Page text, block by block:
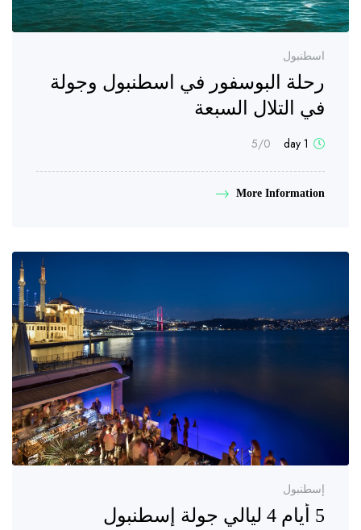
اسطنبول
رحلة البوسفور في اسطنبول وجولة
في التلال السبعة
1 day
0
/5
More Information
إسطنبول
5 أيام 4 ليالي جولة إسطنبول